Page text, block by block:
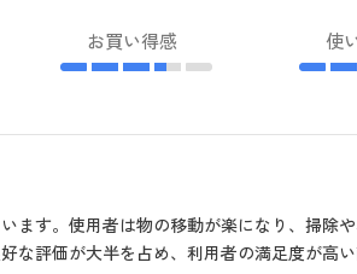
お買い得感 使
ます。使用者は物の移動が楽になり、掃除
評価が大半を占め、利用者の満足度が高い